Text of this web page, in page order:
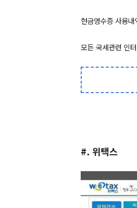
현금영수증 사용
모든 국세관련 인
#. 위택스